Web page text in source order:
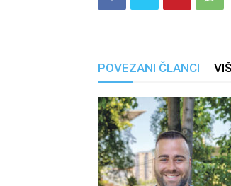
POVEZANI ČLANCI